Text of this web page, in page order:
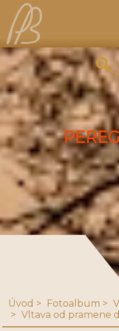
Úvod Fotoalbum
Vltava od pramene